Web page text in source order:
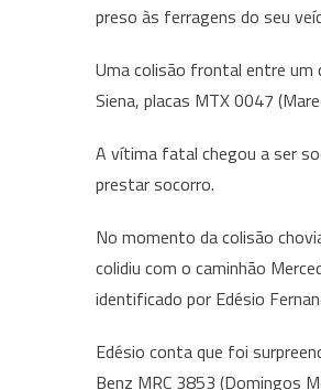
preso às ferragens do seu
Uma colisão frontal entre
Siena, placas MTX 0047
A vítima fatal chegou a ser
prestar socorro.
No momento da colisão
colidiu com o caminhão
identificado por Edésio
Edésio conta que foi
Benz MRC 3853 (Domingos